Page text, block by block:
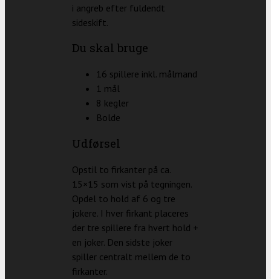
i angreb efter fuldendt
sideskift.
Du skal bruge
16 spillere inkl. målmand
1 mål
8 kegler
Bolde
Udførsel
Opstil to firkanter på ca.
15×15 som vist på tegningen.
Opdel to hold af 6 og tre
jokere. I hver firkant placeres
der tre spillere fra hvert hold +
en joker. Den sidste joker
spiller centralt mellem de to
firkanter.